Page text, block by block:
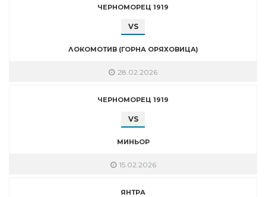
ЧЕРНОМОРЕЦ 1919
VS
ЛОКОМОТИВ (ГОРНА ОРЯХОВИЦА)
28.02.2026
ЧЕРНОМОРЕЦ 1919
VS
МИНЬОР
15.02.2026
ЯНТРА